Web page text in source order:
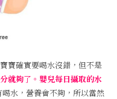
寶確實要喝水沒錯，但不是
就夠了。 嬰兒每日攝取的水
喝水，營養會不夠，所以當然